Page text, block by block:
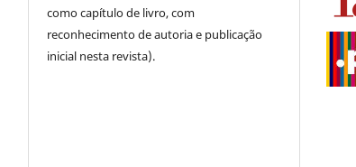
como capítulo de livro, com
reconhecimento de autoria e publicação
inicial nesta revista).